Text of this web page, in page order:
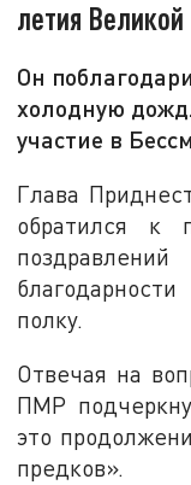
летия
Он
холодную
участие в
Глава
обратился к
полку.
Отвечая на
ПМР
это
предков».